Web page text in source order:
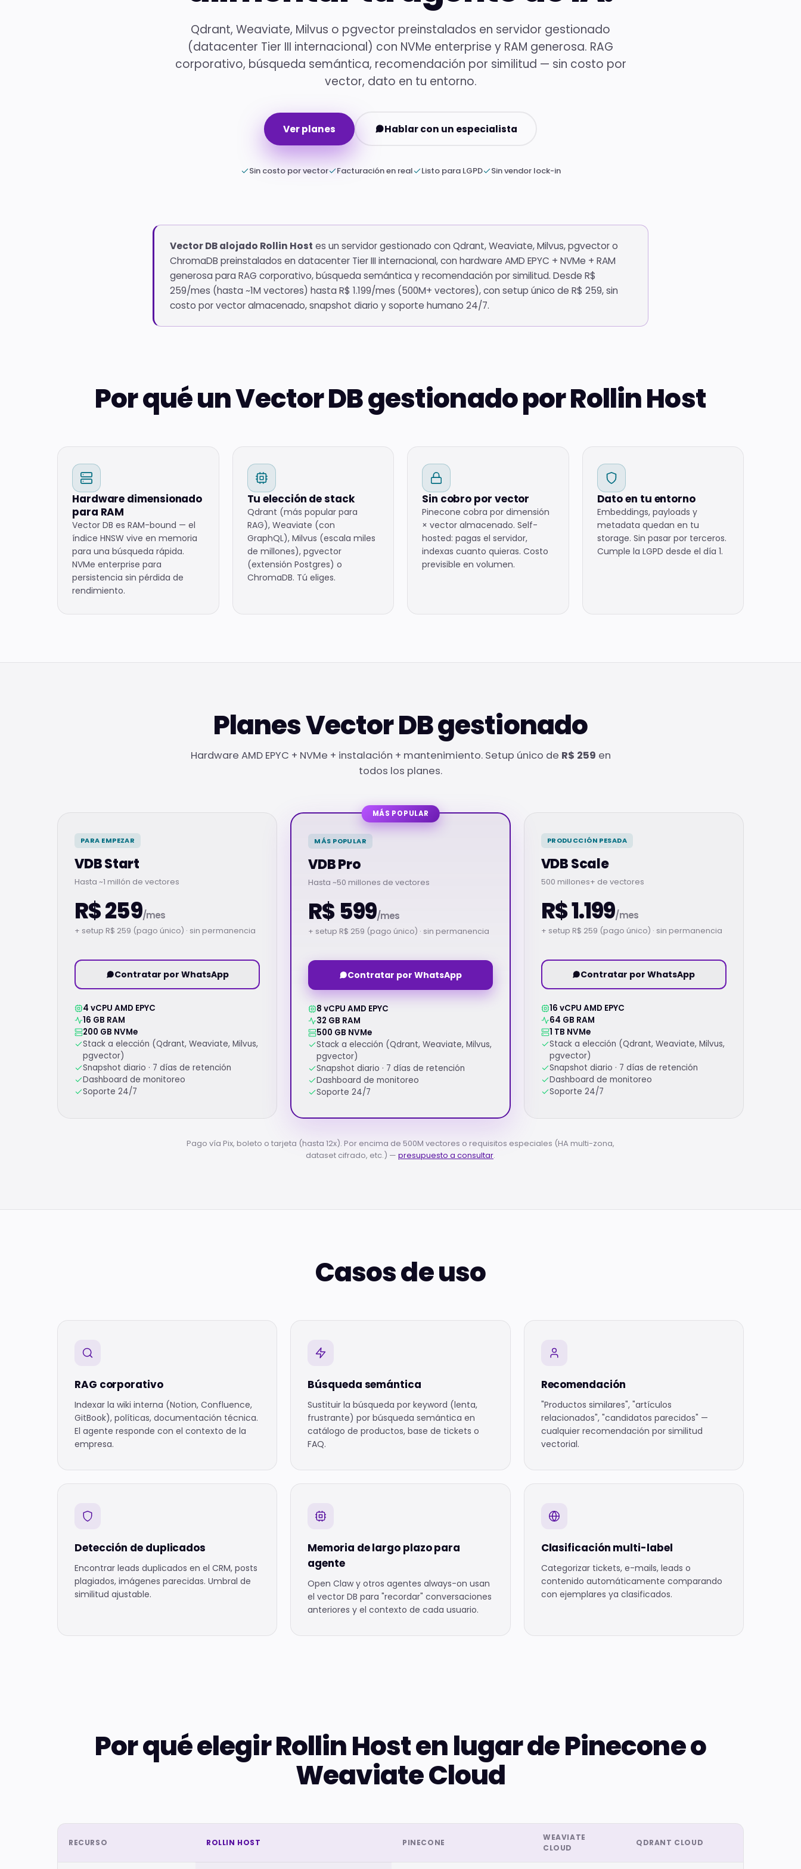
dominio
Hub de
TLDs
disponibles
Qdrant, Weaviate, Milvus o pgvector preinstalados en servidor gestionado
(datacenter Tier III internacional) con NVMe enterprise y RAM generosa. RAG
corporativo, búsqueda semántica, recomendación por similitud — sin costo por
vector, dato en tu entorno.
Ver planes Hablar con un especialista
Sin costo por vector Facturación en real Listo para LGPD Sin vendor lock-in
Vector DB alojado Rollin Host es un servidor gestionado con Qdrant, Weaviate, Milvus, pgvector o
ChromaDB preinstalados en datacenter Tier III internacional, con hardware AMD EPYC + NVMe + RAM
generosa para RAG corporativo, búsqueda semántica y recomendación por similitud. Desde R$
259/mes (hasta ~1M vectores) hasta R$ 1.199/mes (500M+ vectores), con setup único de R$ 259, sin
costo por vector almacenado, snapshot diario y soporte humano 24/7.
Por qué un Vector DB gestionado por Rollin Host
Hardware dimensionado
para RAM
Vector DB es RAM-bound — el
índice HNSW vive en memoria
para una búsqueda rápida.
NVMe enterprise para
persistencia sin pérdida de
rendimiento.
Tu elección de stack
Qdrant (más popular para
RAG), Weaviate (con
GraphQL), Milvus (escala miles
de millones), pgvector
(extensión Postgres) o
ChromaDB. Tú eliges.
Sin cobro por vector
Pinecone cobra por dimensión
× vector almacenado. Self-
hosted: pagas el servidor,
indexas cuanto quieras. Costo
previsible en volumen.
Dato en tu entorno
Embeddings, payloads y
metadata quedan en tu
storage. Sin pasar por terceros.
Cumple la LGPD desde el día 1.
Planes Vector DB gestionado
Hardware AMD EPYC + NVMe + instalación + mantenimiento. Setup único de R$ 259 en
todos los planes.
PARA EMPEZAR
VDB Start
Hasta ~1 millón de vectores
R$ 259/mes
+ setup R$ 259 (pago único) · sin permanencia
Contratar por WhatsApp
4 vCPU AMD EPYC
16 GB RAM
200 GB NVMe
Stack a elección (Qdrant, Weaviate, Milvus,
pgvector)
Snapshot diario · 7 días de retención
Dashboard de monitoreo
Soporte 24/7
MÁS POPULAR
MÁS POPULAR
VDB Pro
Hasta ~50 millones de vectores
R$ 599/mes
+ setup R$ 259 (pago único) · sin permanencia
Contratar por WhatsApp
8 vCPU AMD EPYC
32 GB RAM
500 GB NVMe
Stack a elección (Qdrant, Weaviate, Milvus,
pgvector)
Snapshot diario · 7 días de retención
Dashboard de monitoreo
Soporte 24/7
PRODUCCIÓN PESADA
VDB Scale
500 millones+ de vectores
R$ 1.199/mes
+ setup R$ 259 (pago único) · sin permanencia
Contratar por WhatsApp
16 vCPU AMD EPYC
64 GB RAM
1 TB NVMe
Stack a elección (Qdrant, Weaviate, Milvus,
pgvector)
Snapshot diario · 7 días de retención
Dashboard de monitoreo
Soporte 24/7
Pago vía Pix, boleto o tarjeta (hasta 12x). Por encima de 500M vectores o requisitos especiales (HA multi-zona,
dataset cifrado, etc.) — presupuesto a consultar.
Casos de uso
RAG corporativo
Indexar la wiki interna (Notion, Confluence,
GitBook), políticas, documentación técnica.
El agente responde con el contexto de la
empresa.
Búsqueda semántica
Sustituir la búsqueda por keyword (lenta,
frustrante) por búsqueda semántica en
catálogo de productos, base de tickets o
FAQ.
Recomendación
"Productos similares", "artículos
relacionados", "candidatos parecidos" —
cualquier recomendación por similitud
vectorial.
Detección de duplicados
Encontrar leads duplicados en el CRM, posts
plagiados, imágenes parecidas. Umbral de
similitud ajustable.
Memoria de largo plazo para
agente
Open Claw y otros agentes always-on usan
el vector DB para "recordar" conversaciones
anteriores y el contexto de cada usuario.
Clasificación multi-label
Categorizar tickets, e-mails, leads o
contenido automáticamente comparando
con ejemplares ya clasificados.
Por qué elegir Rollin Host en lugar de Pinecone o
Weaviate Cloud
RECURSO ROLLIN HOST PINECONE
WEAVIATE
CLOUD
QDRANT CLOUD